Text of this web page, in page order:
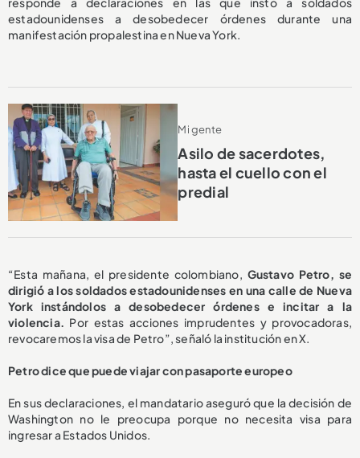
estadounidenses a desobedecer órdenes durante una
manifestación propalestina en Nueva York.
Mi gente
Asilo de sacerdotes,
hasta el cuello con el
predial
“Esta mañana, el presidente colombiano, Gustavo Petro, se
dirigió a los soldados estadounidenses en una calle de Nueva
York instándolos a desobedecer órdenes e incitar a la
violencia. Por estas acciones imprudentes y provocadoras,
revocaremos la visa de Petro”, señaló la institución en X.
Petro dice que puede viajar con pasaporte europeo
En sus declaraciones, el mandatario aseguró que la decisión de
Washington no le preocupa porque no necesita visa para
ingresar a Estados Unidos.